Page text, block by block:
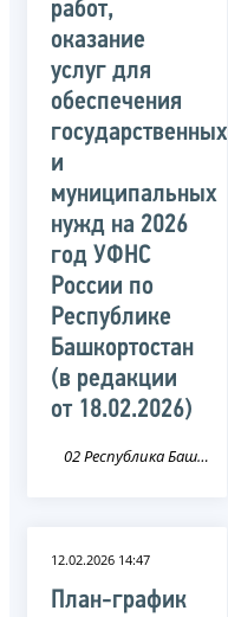
работ,
оказание
услуг для
обеспечения
государственных
и
муниципальных
нужд на 2026
год УФНС
России по
Республике
Башкортостан
(в редакции
от 18.02.2026)
02 Республика Башкортостан
12.02.2026 14:47
План-график